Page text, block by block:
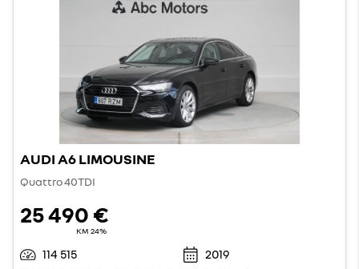
AUDI A6 LIMOUSINE
Quattro 40TDI
25 490 €
KM 24%
114 515
2019